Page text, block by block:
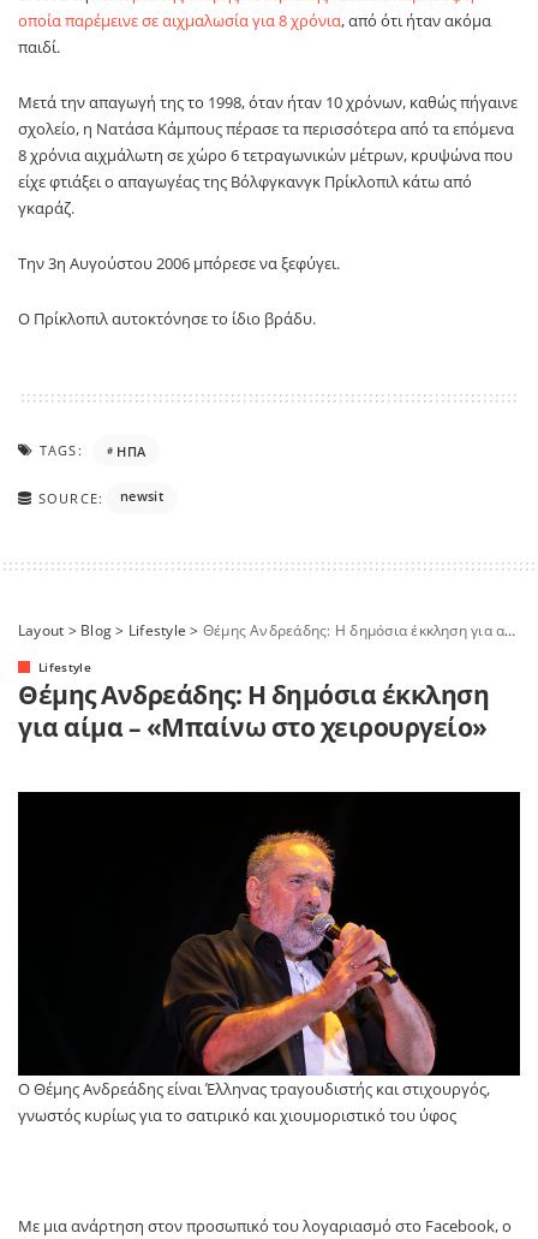
οποία παρέμεινε σε αιχμαλωσία για 8 χρόνια, από ότι ήταν ακόμα
παιδί.
Μετά την απαγωγή της το 1998, όταν ήταν 10 χρόνων, καθώς πήγαινε
σχολείο, η Νατάσα Κάμπους πέρασε τα περισσότερα από τα επόμενα
8 χρόνια αιχμάλωτη σε χώρο 6 τετραγωνικών μέτρων, κρυψώνα που
είχε φτιάξει ο απαγωγέας της Βόλφγκανγκ Πρίκλοπιλ κάτω από
γκαράζ.
Την 3η Αυγούστου 2006 μπόρεσε να ξεφύγει.
Ο Πρίκλοπιλ αυτοκτόνησε το ίδιο βράδυ.
TAGS: ΗΠΑ
SOURCE: newsit
Layout > Blog> Lifestyle > Θέμης Ανδρεάδης: Η δημόσια έκκληση για αίμα – «Μπαίνω στο χειρουργείο»
Lifestyle
Θέμης Ανδρεάδης: Η δημόσια έκκληση
για αίμα – «Μπαίνω στο χειρουργείο»
Ο Θέμης Ανδρεάδης είναι Έλληνας τραγουδιστής και στιχουργός,
γνωστός κυρίως για το σατιρικό και χιουμοριστικό του ύφος
Με μια ανάρτηση στον προσωπικό του λογαριασμό στο Facebook, ο